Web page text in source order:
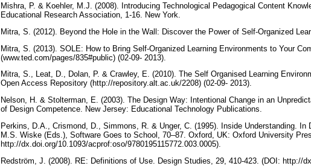
Mishra, P. & Koehler, M.J. (2008). Introducing Technological Pedagogical Content
Educational Research Association, 1-16. New York.
Mitra, S. (2012). Beyond the Hole in the Wall: Discover the Power of Self-Organized
Mitra, S. (2013). SOLE: How to Bring Self-Organized Learning Environments to Your
(www.ted.com/pages/835#public) (02-09- 2013).
Mitra, S., Leat, D., Dolan, P. & Crawley, E. (2010). The Self Organised Learning
Open Access Repository (http://repository.alt.ac.uk/2208) (02-09- 2013).
Nelson, H. & Stolterman, E. (2003). The Design Way: Intentional Change in an
of Design Competence. New Jersey: Educational Technology Publications.
Perkins, D.A., Crismond, D., Simmons, R. & Unger, C. (1995). Inside Understanding.
M.S. Wiske (Eds.), Software Goes to School, 70–87. Oxford, UK: Oxford University
http://dx.doi.org/10.1093/acprof:oso/9780195115772.003.0005).
Redström, J. (2008). RE: Definitions of Use. Design Studies, 29, 410-423. (DOI: http://